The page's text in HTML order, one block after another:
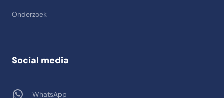
Onderzoek
Social media
WhatsApp